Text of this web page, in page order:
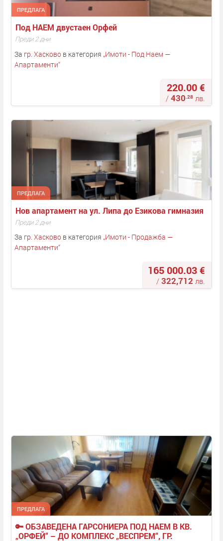
ПРЕДЛАГА
Под НАЕМ двустаен Орфей
Преди 2 дни
За гр. Хасковов категория „Имоти - Под Наем —
Апартаменти“
220.00 €
/430.28 лв.
ПРЕДЛАГА
Нов апартамент на ул. Липа до Езикова гимназия
Преди 2 дни
За гр. Хасковов категория „Имоти - Продажба —
Апартаменти“
165 000.03 €
/322,712 лв.
ПРЕДЛАГА
🔑 ОБЗАВЕДЕНА ГАРСОНИЕРА ПОД НАЕМ В КВ.
„ОРФЕЙ“ – ДО КОМПЛЕКС „ВЕСПРЕМ“, ГР.